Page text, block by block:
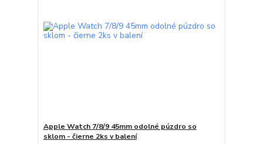
Apple Watch 7/8/9 45mm odolné púzdro so
sklom - čierne 2ks v balení